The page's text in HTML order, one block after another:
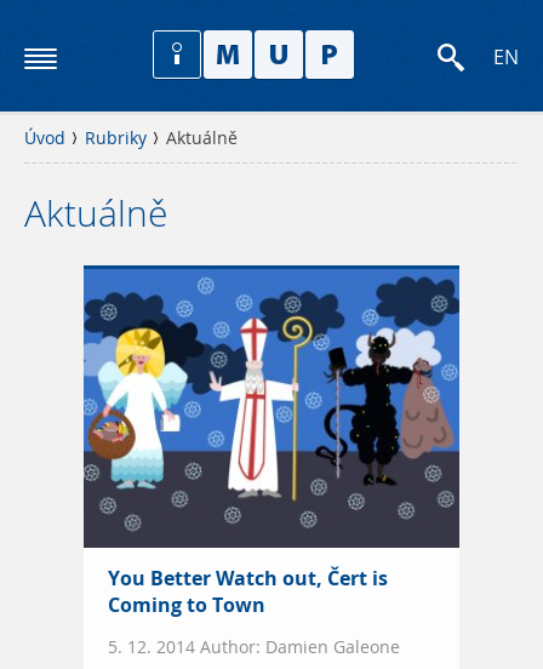
EN
Úvod Rubriky Aktuálně
Aktuálně
You Better Watch out, Čert is
Coming to Town
5. 12. 2014 Author: Damien Galeone